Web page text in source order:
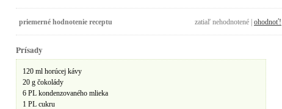
priemerné hodnotenie receptu zatiaľ nehodnotené | ohodnoť!
Prísady
120 ml horúcej kávy
20 g čokolády
6 PL kondenzovaného mlieka
1 PL cukru